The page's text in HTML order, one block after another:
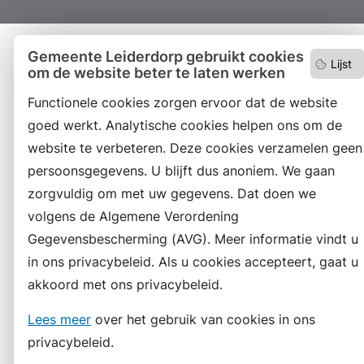
Lijst
Gemeente Leiderdorp gebruikt cookies
om de website beter te laten werken
Functionele cookies zorgen ervoor dat de website
goed werkt. Analytische cookies helpen ons om de
website te verbeteren. Deze cookies verzamelen geen
persoonsgegevens. U blijft dus anoniem. We gaan
zorgvuldig om met uw gegevens. Dat doen we
volgens de Algemene Verordening
Gegevensbescherming (AVG). Meer informatie vindt u
in ons privacybeleid. Als u cookies accepteert, gaat u
akkoord met ons privacybeleid.
Lees meer over het gebruik van cookies in ons
privacybeleid.